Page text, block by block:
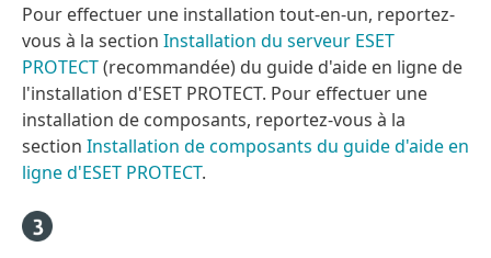
Pour effectuer une installation tout-en-un, reportez-
vous à la section Installation du serveur ESET
PROTECT(recommandée) du guide d'aide en ligne de
l'installation d'ESET PROTECT. Pour effectuer une
installation de composants, reportez-vous à la
section Installation de composants du guide d'aide en
ligne d'ESET PROTECT.